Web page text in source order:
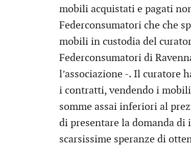
mobili acquistati e pagati
Federconsumatori che che
mobili in custodia del
Federconsumatori di
l’associazione -. Il curatore
i contratti, vendendo i
somme assai inferiori al
di presentare la domanda
scarsissime speranze di